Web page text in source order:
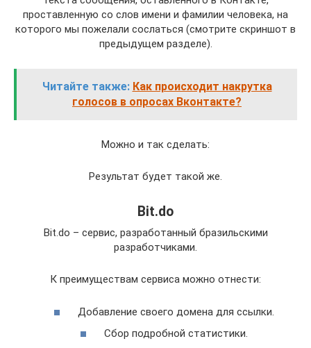
проставленную со слов имени и фамилии человека, на
которого мы пожелали сослаться (смотрите скриншот в
предыдущем разделе).
Читайте также: Как происходит накрутка
голосов в опросах Вконтакте?
Можно и так сделать:
Результат будет такой же.
Bit.do
Bit.do – сервис, разработанный бразильскими
разработчиками.
К преимуществам сервиса можно отнести:
Добавление своего домена для ссылки.
Сбор подробной статистики.